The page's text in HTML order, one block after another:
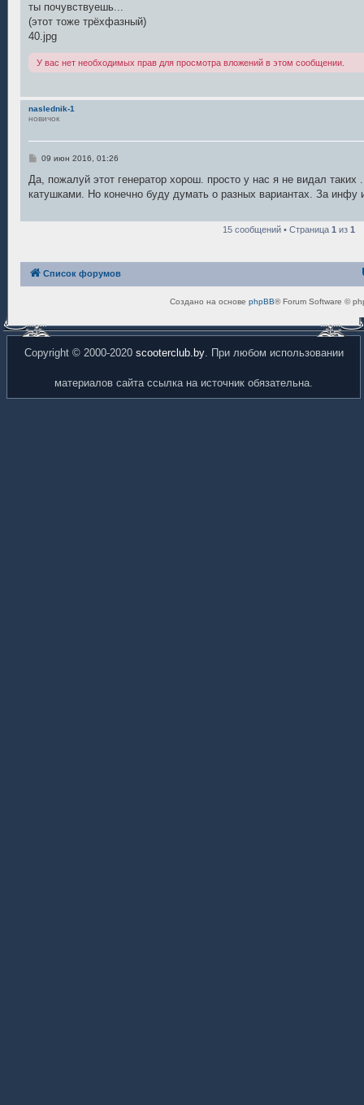
ты почувствуешь...
(этот тоже трёхфазный)
40.jpg
У вас нет необходимых прав для просмотра вложений в этом сообщении.
naslednik-1
новичок
С
о
б
щ
09 июн 2016, 01:26
Да, пожалуй этот генератор хорош. просто у нас я не видал
катушками. Но конечно буду думать о разных вариантах. За инфу
15 сообщений • Страница 1 из 1
Список форумов
Создано на основе phpBB® Forum Software ©
Copyright © 2000-2020 scooterclub.by. При любом использовании
материалов сайта ссылка на источник обязательна.